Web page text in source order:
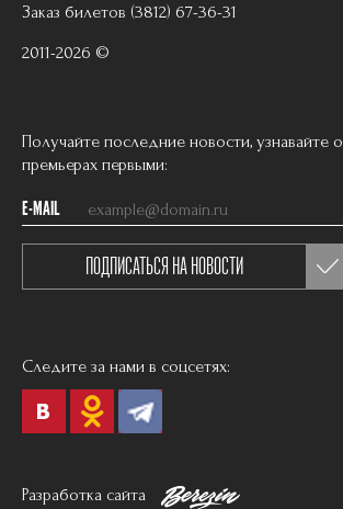
Заказ билетов (3812) 67-36-31
2011-2026 ©
Получайте последние новости, узнавайте о
премьерах первыми:
E-MAIL
ПОДПИСАТЬСЯ НА НОВОСТИ
Следите за нами в соцсетях:
Разработка сайта